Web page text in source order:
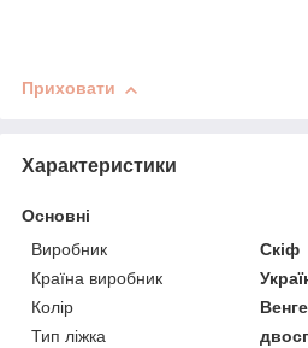
Приховати
Характеристики
Основні
Виробник
Скіф
Країна виробник
Колір
Венге
Тип ліжка